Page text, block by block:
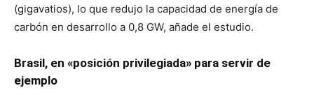
(gigavatios), lo que redujo la capacidad de energía de
carbón en desarrollo a 0,8 GW, añade el estudio.
Brasil, en «posición privilegiada» para servir de
ejemplo